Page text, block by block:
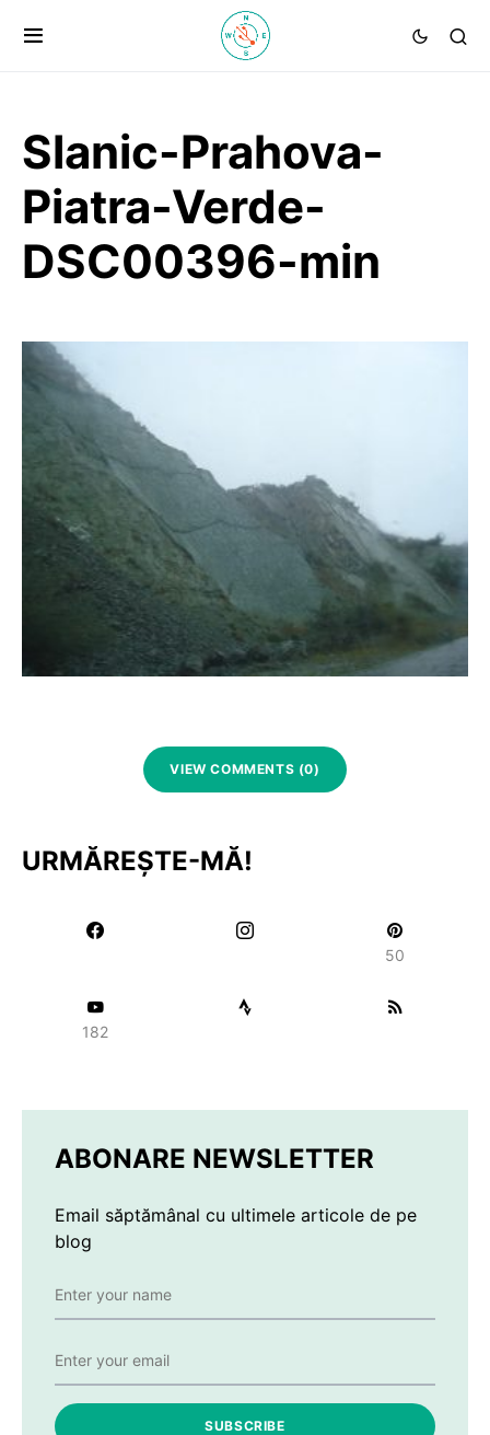
Slanic-Prahova-
Piatra-Verde-
DSC00396-min
VIEW COMMENTS (0)
URMĂREȘTE-MĂ!
50
182
ABONARE NEWSLETTER
Email săptămânal cu ultimele articole de pe
blog
SUBSCRIBE